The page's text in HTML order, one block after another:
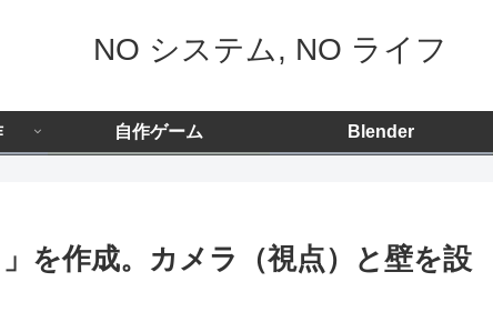
NO システム, NO ライフ
自作ゲーム Blender
を作成。カメラ（視点）と壁を設